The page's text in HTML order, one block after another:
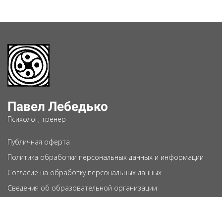
Павел Лебедько
Психолог, тренер
Публичная оферта
Политика обработки персональных данных и информации
Согласие на обработку персональных данных
Сведения об образовательной организации